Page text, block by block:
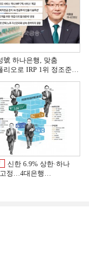
號 하나은행, 맞춤
리오로 IRP 1위 정조준
신한 6.9% 상한·하나
정…4대은행